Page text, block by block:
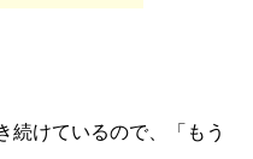
続けているので、「もう